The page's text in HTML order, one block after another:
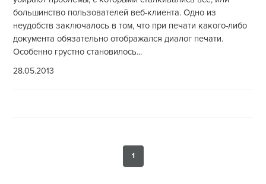
большинство пользователей веб-клиента. Одно из
неудобств заключалось в том, что при печати какого-либо
документа обязательно отображался диалог печати.
Особенно грустно становилось...
28.05.2013
1